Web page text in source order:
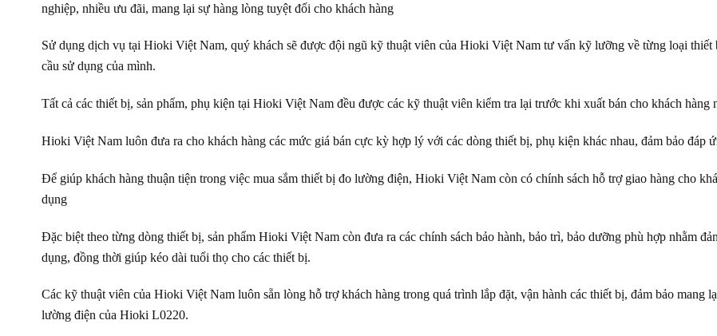
nghiệp, nhiều ưu đãi, mang lại sự hàng lòng tuyệt đối cho khách hàng
Sử dụng dịch vụ tại Hioki Việt Nam, quý khách sẽ được đội ngũ kỹ thuật viên của Hioki Việt Nam tư vấn kỹ lưỡng về từng loại
cầu sử dụng của mình.
Tất cả các thiết bị, sản phẩm, phụ kiện tại Hioki Việt Nam đều được các kỹ thuật viên kiểm tra lại trước khi xuất bán cho khách hàng
Hioki Việt Nam luôn đưa ra cho khách hàng các mức giá bán cực kỳ hợp lý với các dòng thiết bị, phụ kiện khác nhau, đảm bảo đáp
Để giúp khách hàng thuận tiện trong việc mua sắm thiết bị đo lường điện, Hioki Việt Nam còn có chính sách hỗ trợ giao hàng cho
dụng
Đặc biệt theo từng dòng thiết bị, sản phẩm Hioki Việt Nam còn đưa ra các chính sách bảo hành, bảo trì, bảo dưỡng phù hợp nhằm
dụng, đồng thời giúp kéo dài tuổi thọ cho các thiết bị.
Các kỹ thuật viên của Hioki Việt Nam luôn sẵn lòng hỗ trợ khách hàng trong quá trình lắp đặt, vận hành các thiết bị, đảm bảo mang
lường điện của Hioki L0220.